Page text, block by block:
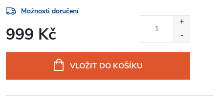
Možnosti doručení
999 Kč
VLOŽIT DO KOŠÍKU